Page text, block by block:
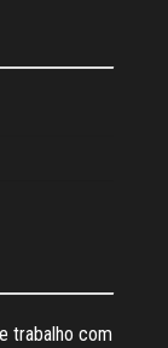
trabalho com